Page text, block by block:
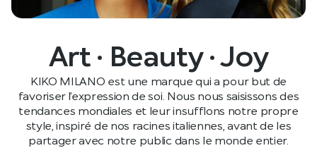
Art · Beauty · Joy
KIKO MILANO est une marque qui a pour but de
favoriser l’expression de soi. Nous nous saisissons des
tendances mondiales et leur insufflons notre propre
style, inspiré de nos racines italiennes, avant de les
partager avec notre public dans le monde entier.